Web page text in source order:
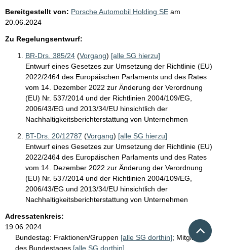
Bereitgestellt von: Porsche Automobil Holding SE am
20.06.2024
Zu Regelungsentwurf:
BR-Drs. 385/24 (Vorgang) [alle SG hierzu]
Entwurf eines Gesetzes zur Umsetzung der Richtlinie (EU)
2022/2464 des Europäischen Parlaments und des Rates
vom 14. Dezember 2022 zur Änderung der Verordnung
(EU) Nr. 537/2014 und der Richtlinien 2004/109/EG,
2006/43/EG und 2013/34/EU hinsichtlich der
Nachhaltigkeitsberichterstattung von Unternehmen
BT-Drs. 20/12787 (Vorgang) [alle SG hierzu]
Entwurf eines Gesetzes zur Umsetzung der Richtlinie (EU)
2022/2464 des Europäischen Parlaments und des Rates
vom 14. Dezember 2022 zur Änderung der Verordnung
(EU) Nr. 537/2014 und der Richtlinien 2004/109/EG,
2006/43/EG und 2013/34/EU hinsichtlich der
Nachhaltigkeitsberichterstattung von Unternehmen
Adressatenkreis:
19.06.2024
Bundestag: Fraktionen/Gruppen [alle SG dorthin]; Mitglieder
des Bundestages [alle SG dorthin]